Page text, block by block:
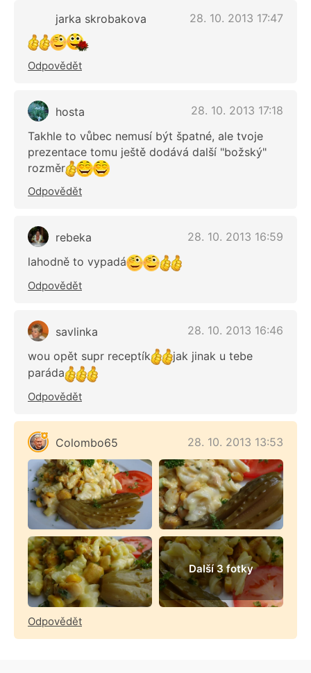
jarka skrobakova 28. 10. 2013 17:47
Odpovědět
hosta
28. 10. 2013 17:18
Takhle to vůbec nemusí být špatné, ale tvoje
prezentace tomu ještě dodává další "božský"
rozměr
Odpovědět
rebeka
28. 10. 2013 16:59
lahodně to vypadá
Odpovědět
savlinka
28. 10. 2013 16:46
wou opět supr receptík
jak jinak u tebe
paráda
Odpovědět
Colombo65 28. 10. 2013 13:53
Další 3 fotky
Odpovědět